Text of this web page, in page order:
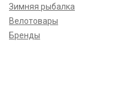
Зимняя рыбалка
Велотовары
Бренды